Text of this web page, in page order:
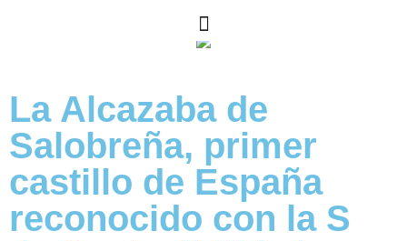
La Alcazaba de
Salobreña, primer
castillo de España
reconocido con la S